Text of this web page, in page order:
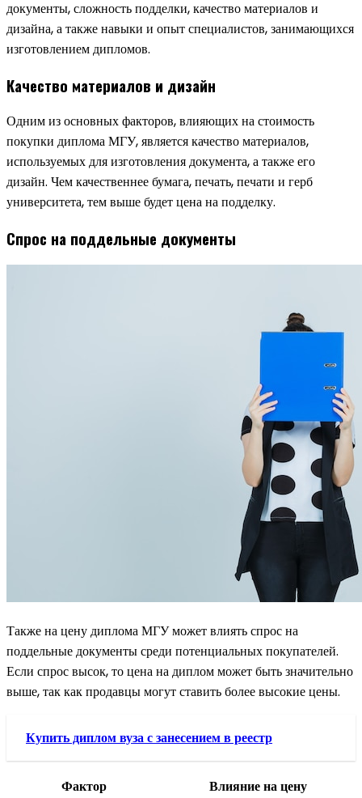
документы, сложность подделки, качество материалов и
дизайна, а также навыки и опыт специалистов, занимающихся
изготовлением дипломов.
Качество материалов и дизайн
Одним из основных факторов, влияющих на стоимость
покупки диплома МГУ, является качество материалов,
используемых для изготовления документа, а также его
дизайн. Чем качественнее бумага, печать, печати и герб
университета, тем выше будет цена на подделку.
Спрос на поддельные документы
Также на цену диплома МГУ может влиять спрос на
поддельные документы среди потенциальных покупателей.
Если спрос высок, то цена на диплом может быть значительно
выше, так как продавцы могут ставить более высокие цены.
Купить диплом вуза с занесением в реестр
Фактор
Влияние на цену